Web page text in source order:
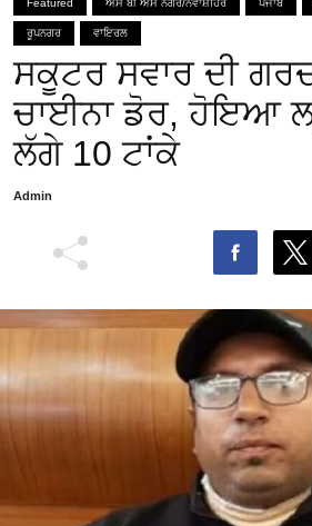
Featured ਐਸ ਬੀ ਐਸ ਨਗਰ/ਨਵਾਂਸ਼ਹਿਰ ਪੰਜਾਬ
ਰੂਪਨਗਰ ਵਾਇਰਲ
ਸਕੂਟਰ ਸਵਾਰ ਦੀ
ਚਾਈਨਾ ਡੋਰ, ਹੋਇਆ
ਲੱਗੇ 10 ਟਾਂਕੇ
Admin